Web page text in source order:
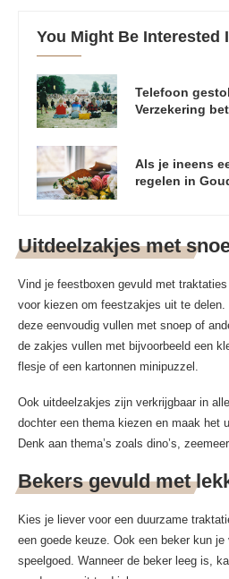
You Might Be Interested
Telefoon
Verzekering
Als je ineens
regelen in
Uitdeelzakjes met
Vind je feestboxen gevuld met
voor kiezen om feestzakjes uit te
deze eenvoudig vullen met snoep of
de zakjes vullen met bijvoorbeeld een
flesje of een kartonnen minipuzzel.
Ook uitdeelzakjes zijn verkrijgbaar in
dochter een thema kiezen en maak het
Denk aan thema’s zoals dino’s,
Bekers gevuld met
Kies je liever voor een duurzame
een goede keuze. Ook een beker kun
speelgoed. Wanneer de beker leeg is,